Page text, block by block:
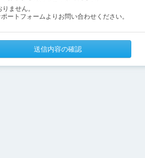
ません。
ートフォームよりお問い合わせください。
送信内容の確認